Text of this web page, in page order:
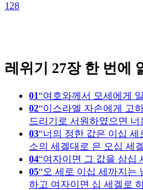
128
레위기 27장 한 번에
01 여호와께서 모세에게
02 이스라엘 자손에게 고
드리기로 서원하였으면 너
03 너의 정한 값은 이십
소의 세겔대로 은 오십 세
04 여자이면 그 값을 삼십
05 오 세로 이십 세까지는
하고 여자이면 십 세겔로